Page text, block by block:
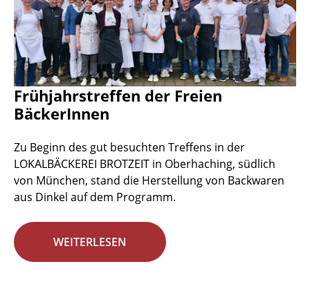
Frühjahrstreffen der Freien
BäckerInnen
Zu Beginn des gut besuchten Treffens in der
LOKALBÄCKEREI BROTZEIT in Oberhaching, südlich
von München, stand die Herstellung von Backwaren
aus Dinkel auf dem Programm.
WEITERLESEN